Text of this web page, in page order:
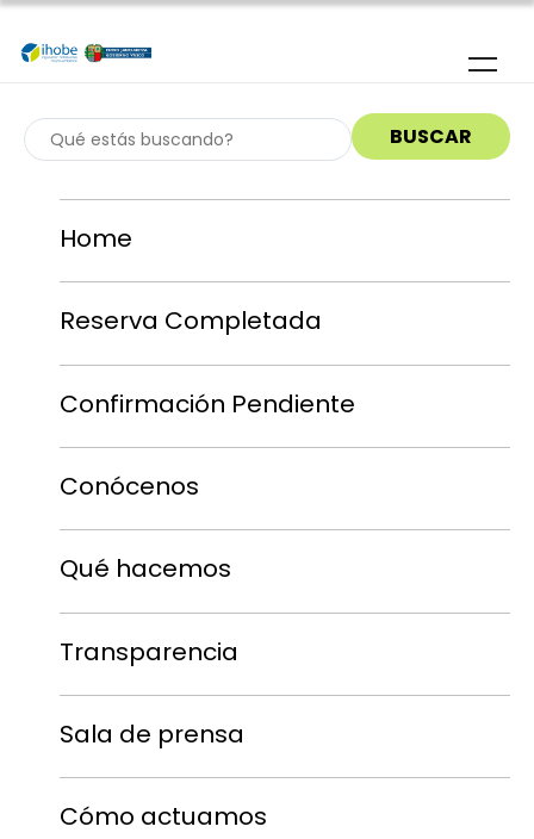
Pasar al contenido principal
Home
Reserva Completada
Confirmación Pendiente
Conócenos
Qué hacemos
Transparencia
Sala de prensa
Cómo actuamos